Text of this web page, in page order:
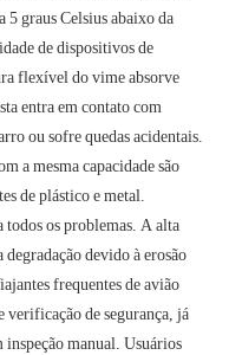
5 graus Celsius abaixo da
de dispositivos de
flexível do vime absorve
entra em contato com
ou sofre quedas acidentais.
a mesma capacidade são
de plástico e metal.
todos os problemas. A alta
devido à erosão
frequentes de avião
verificação de segurança, já
inspeção manual. Usuários